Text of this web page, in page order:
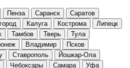
Пенза Саранск
Саратов
Калуга Кострома
Липецк
Тамбов Тверь
Тула
Владимир
Псков
Ставрополь
Йошкар-Ола
Чебоксары Самара
Уфа